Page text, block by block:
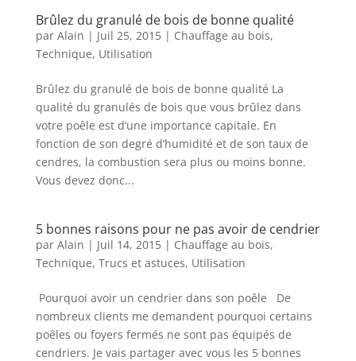
Brûlez du granulé de bois de bonne qualité
par Alain | Juil 25, 2015| Chauffage au bois,
Technique, Utilisation
Brûlez du granulé de bois de bonne qualité La
qualité du granulés de bois que vous brûlez dans
votre poêle est d’une importance capitale. En
fonction de son degré d’humidité et de son taux de
cendres, la combustion sera plus ou moins bonne.
Vous devez donc...
5 bonnes raisons pour ne pas avoir de cendrier
par Alain | Juil 14, 2015| Chauffage au bois,
Technique, Trucs et astuces, Utilisation
Pourquoi avoir un cendrier dans son poêle De
nombreux clients me demandent pourquoi certains
poêles ou foyers fermés ne sont pas équipés de
cendriers. Je vais partager avec vous les 5 bonnes